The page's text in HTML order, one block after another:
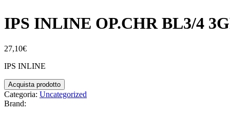
IPS INLINE OP.CHR BL3/4
27,10€
IPS INLINE
Acquista prodotto
Categoria: Uncategorized
Brand: